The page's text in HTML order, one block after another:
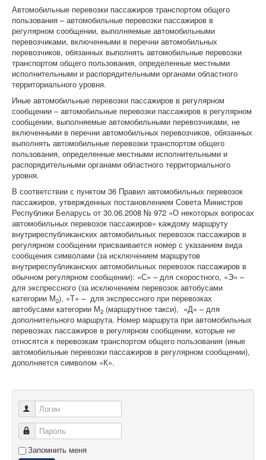
Автомобильные перевозки пассажиров транспортом общего
пользования – автомобильные перевозки пассажиров в
регулярном сообщении, выполняемые автомобильными
перевозчиками, включенными в перечни автомобильных
перевозчиков, обязанных выполнять автомобильные перевозки
транспортом общего пользования, определенные местными
исполнительными и распорядительными органами областного
территориального уровня.
Иные автомобильные перевозки пассажиров в регулярном
сообщении – автомобильные перевозки пассажиров в регулярном
сообщении, выполняемые автомобильными перевозчиками, не
включенными в перечни автомобильных перевозчиков, обязанных
выполнять автомобильные перевозки транспортом общего
пользования, определенные местными исполнительными и
распорядительными органами областного территориального
уровня.
В соответствии с пунктом 36 Правил автомобильных перевозок
пассажиров, утвержденных постановлением Совета Министров
Республики Беларусь от 30.06.2008 № 972 «О некоторых вопросах
автомобильных перевозок пассажиров» каждому маршруту
внутриреспубликанских автомобильных перевозок пассажиров в
регулярном сообщении присваивается номер с указанием вида
сообщения символами (за исключением маршрутов
внутриреспубликанских автомобильных перевозок пассажиров в
обычном регулярном сообщении): «С» – для скоростного, «Э» –
для экспрессного (за исключением перевозок автобусами
категории М2), «Т» – для экспрессного при перевозках
автобусами категории М2 (маршрутное такси), «Д» – для
дополнительного маршрута. Номер маршрута при автомобильных
перевозках пассажиров в регулярном сообщении, которые не
относятся к перевозкам транспортом общего пользования (иные
автомобильные перевозки пассажиров в регулярном сообщении),
дополняется символом «К».
Логин
Пароль
Запомнить меня